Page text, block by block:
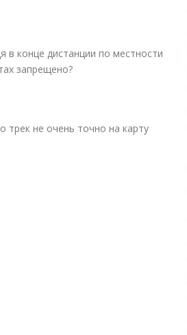
в конце дистанции по местности
запрещено?
трек не очень точно на карту